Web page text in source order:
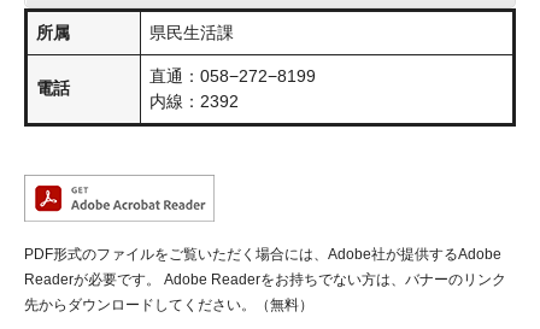
所属 県民生活課
電話
直通：058−272−8199
内線：2392
PDF形式のファイルをご覧いただく場合には、Adobe社が提供するAdobe
Readerが必要です。
Adobe Readerをお持ちでない方は、バナーのリンク
先からダウンロードしてください。（無料）